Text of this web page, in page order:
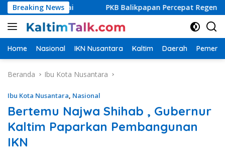
Langsung
ke
konten
Breaking News
Dimulai PKB Balikpapan Percepat Regenerasi,
Home Nasional IKN Nusantara Kaltim Daerah
Beranda Ibu Kota Nusantara
Ibu Kota Nusantara, Nasional
Bertemu Najwa Shihab , Gubernur
Kaltim Paparkan Pembangunan
IKN